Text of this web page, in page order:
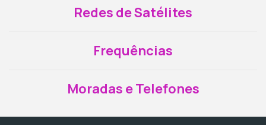
Redes de Satélites
Frequências
Moradas e Telefones